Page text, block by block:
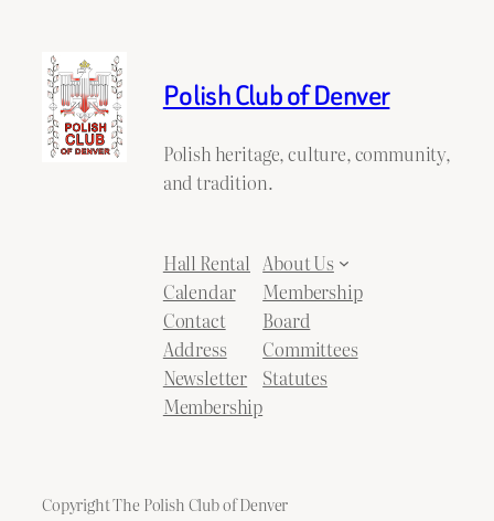
Polish Club of Denver
Polish heritage, culture, community,
and tradition.
Hall Rental
Calendar
Contact
Address
Newsletter
Membership
About Us
Membership
Board
Committees
Statutes
Copyright The Polish Club of Denver